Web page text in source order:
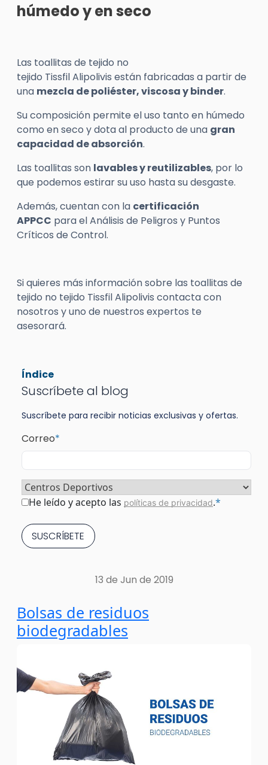
húmedo y en seco
Las toallitas de tejido no
tejido TissfilAlipolivis están fabricadas a partir de
una mezcla de poliéster, viscosa ybinder.
Su composición permite el uso tanto en húmedo
como en seco y dota al producto de una gran
capacidad de absorción.
Las toallitas son lavables y reutilizables, por lo
que podemos estirar su uso hasta su desgaste.
Además, cuentan con la certificación
APPCC para el Análisis de Peligros y Puntos
Críticos de Control.
Si quieres más información sobre las toallitas de
tejido no tejido Tissfil Alipolivis contacta con
nosotros y uno de nuestros expertos te
asesorará.
Índice
Suscríbete al blog
Suscríbete para recibir noticias exclusivas y ofertas.
Correo*
Sector*
Consentimiento*
He leído y acepto las políticas de privacidad.*
13 de Jun de 2019
Bolsas de residuos
biodegradables